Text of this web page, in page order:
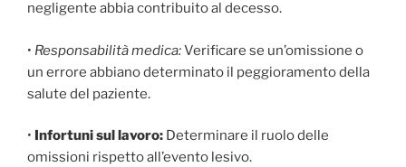
negligente abbia contribuito al decesso.
• Responsabilità medica:Verificare se un’omissione o
un errore abbiano determinato il peggioramento della
salute del paziente.
• Infortuni sul lavoro: Determinare il ruolo delle
omissioni rispetto all’evento lesivo.